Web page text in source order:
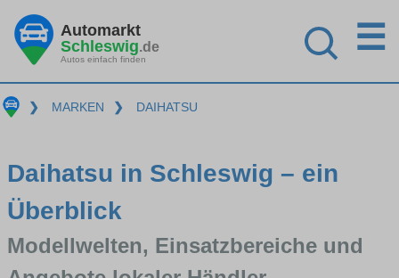
Automarkt
Schleswig.de
Autos einfach finden
☰
❯ MARKEN ❯ DAIHATSU
Daihatsu in Schleswig – ein
Überblick
Modellwelten, Einsatzbereiche und